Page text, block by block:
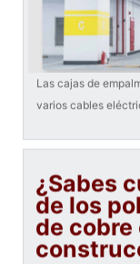
Las cajas de
varios cables
¿Sabes
de los
de cobre